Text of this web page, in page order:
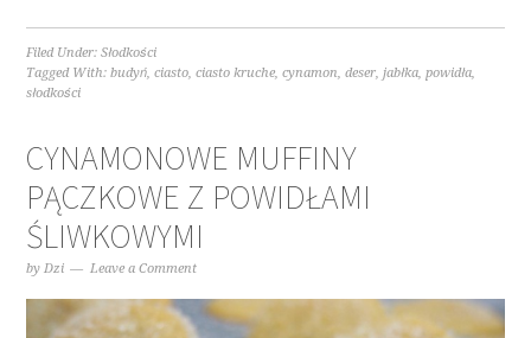
Filed Under:Słodkości
Tagged With:budyń,ciasto,ciasto kruche,cynamon,deser,jabłka,powidła,
słodkości
CYNAMONOWE MUFFINY
PĄCZKOWE Z POWIDŁAMI
ŚLIWKOWYMI
byDzi Leave a Comment